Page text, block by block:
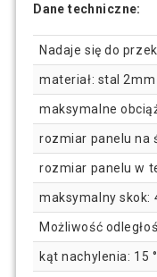
Dane techniczne:
Nadaje się do
materiał: stal 2mm
maksymalne
rozmiar panelu na
rozmiar panelu w
maksymalny skok:
Możliwość
kąt nachylenia: 15 °